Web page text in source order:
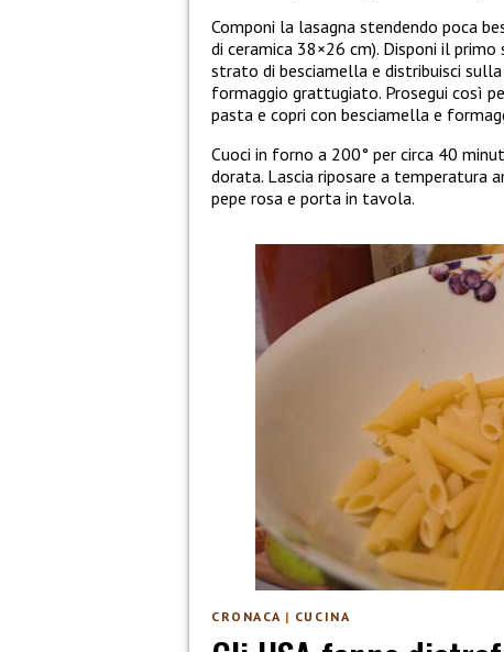
Componi la lasagna stendendo poca
di ceramica 38×26 cm). Disponi il
strato di besciamella e distribuisci
formaggio grattugiato. Prosegui così
pasta e copri con besciamella e
Cuoci in forno a 200° per circa 40
dorata. Lascia riposare a temperatura
pepe rosa e porta in tavola.
CRONACA | CUCINA